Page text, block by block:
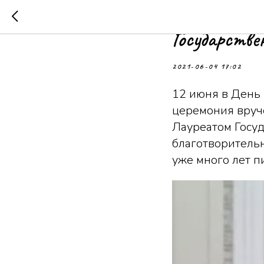
2021-06-04 17:02
12 июня в День
церемония
Лауреатом
уже много лет